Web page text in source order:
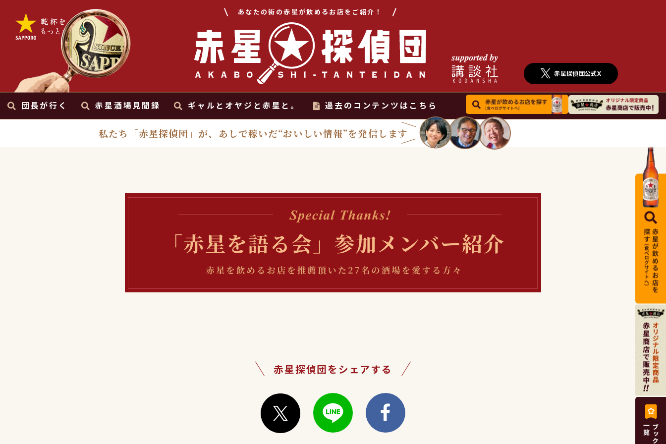
あなたの街の赤星が飲めるお店をご紹介！
赤星探偵団公式X
団長が行く 赤星酒場見聞録 ギャルとオヤジと赤星と。 過去のコンテンツはこちら
私たち「赤星探偵団」が、 あしで稼いだ“おいしい情報”を発信します
赤星探偵団をシェアする